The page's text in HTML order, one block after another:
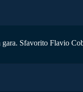
Sfavorito Flavio